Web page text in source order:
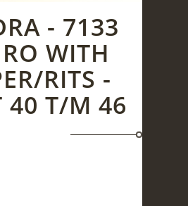
- 7133
WITH
RITS -
40 T/M 46